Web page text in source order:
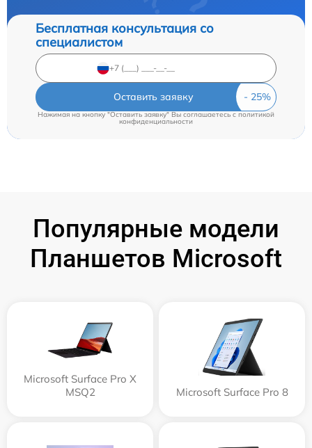
Бесплатная консультация со
специалистом
Оставить заявку
Нажимая на кнопку "Оставить заявку" Вы соглашаетесь cполитикой
конфиденциальности
Популярные модели
Планшетов Microsoft
Microsoft Surface Pro X
MSQ2
Microsoft Surface Pro 8